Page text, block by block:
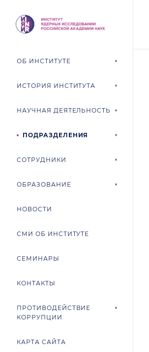
ОБ ИНСТИТУТЕ
ИСТОРИЯ ИНСТИТУТА
НАУЧНАЯ ДЕЯТЕЛЬНОСТЬ
ПОДРАЗДЕЛЕНИЯ
СОТРУДНИКИ
ОБРАЗОВАНИЕ
НОВОСТИ
СМИ ОБ ИНСТИТУТЕ
СЕМИНАРЫ
КОНТАКТЫ
ПРОТИВОДЕЙСТВИЕ
КОРРУПЦИИ
КАРТА САЙТА